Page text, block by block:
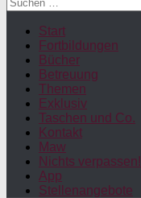
nach:
Start
Fortbildungen
Bücher
Betreuung
Themen
Exklusiv
Taschen und Co.
Kontakt
Maw
Nichts verpassen!
App
Stellenangebote